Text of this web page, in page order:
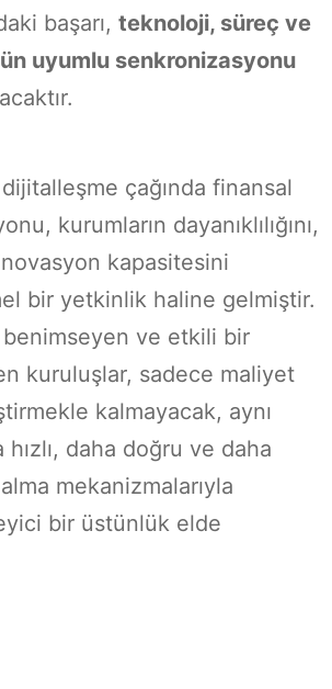
başarı, teknoloji, süreç ve
uyumlu senkronizasyonu
çağında finansal
kurumların dayanıklılığını,
kapasitesini
bir yetkinlik haline gelmiştir.
ve etkili bir
kuruluşlar, sadece maliyet
kalmayacak, aynı
hızlı, daha doğru ve daha
mekanizmalarıyla
bir üstünlük elde